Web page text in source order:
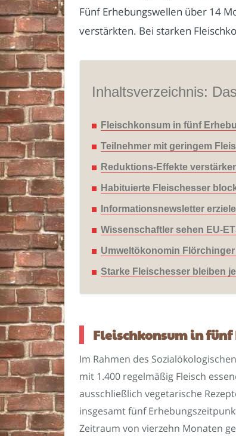
Fünf Erhebungswellen über 14
verstärkten. Bei starken
Inhaltsverzeichnis:
Fleischkonsum in fünf
Teilnehmer mit geringem
Reduktions-Effekte
Habituierte Fleischesser
Informationsnewsletter
Wissenschaftler sehen EU-
Umweltökonomin
Starke Fleischesser bleiben
Fleischkonsum in
Im Rahmen des
mit 1.400 regelmäßig Fleisch
ausschließlich vegetarische
insgesamt fünf
Zeitraum von vierzehn Monaten